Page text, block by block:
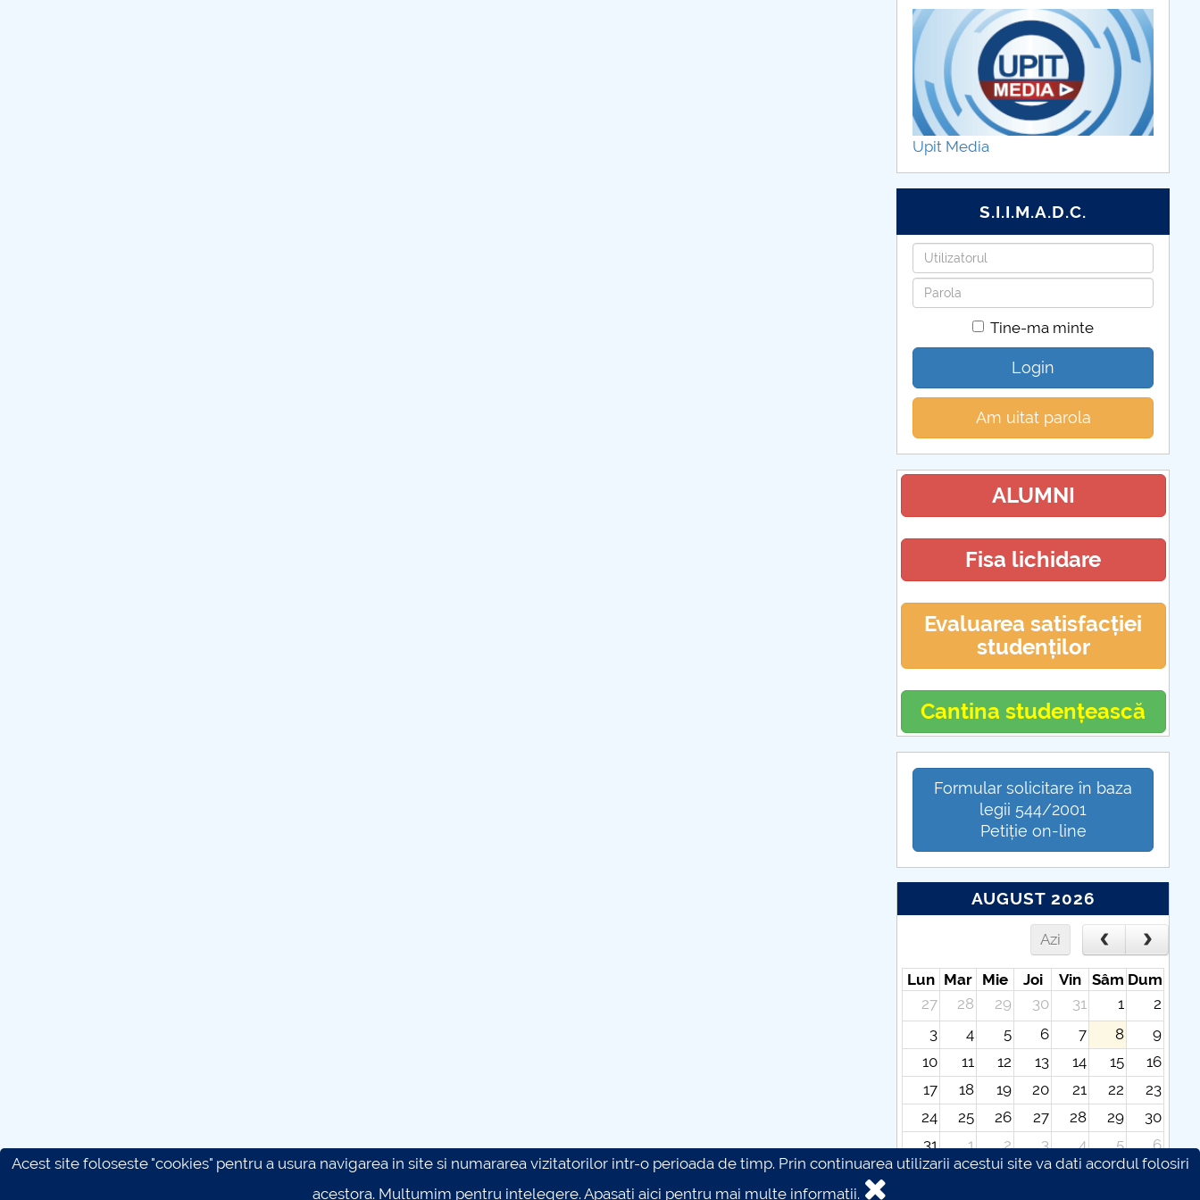
Upit Media
S.I.I.M.A.D.C.
Utilizatorul
Parola
Tine-ma minte
Login
Am uitat parola
ALUMNI
Fisa lichidare
Evaluarea satisfacției
studenților
Cantina studențească
Formular solicitare în baza
legii 544/2001
Petiție on-line
AUGUST 2026
Azi
Lun Mar Mie Joi Vin Sâm Dum
27
28 29 30 31 1
2
3
4 5 6 7 8
9
10
11 12 13 14 15
16
17
18 19 20 21 22
23
24
25 26 27 28 29
30
31
1 2 3 4 5
6
Acest site foloseste "cookies" pentru a usura navigarea in site si numararea vizitatorilor intr-o perioada de timp. Prin continuarea utilizarii acestui site va dati acordul folosiri
acestora. Multumim pentru intelegere.Apasati aici pentru mai multe informatii.